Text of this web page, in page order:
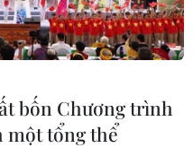
bốn Chương trình
một tổng thể